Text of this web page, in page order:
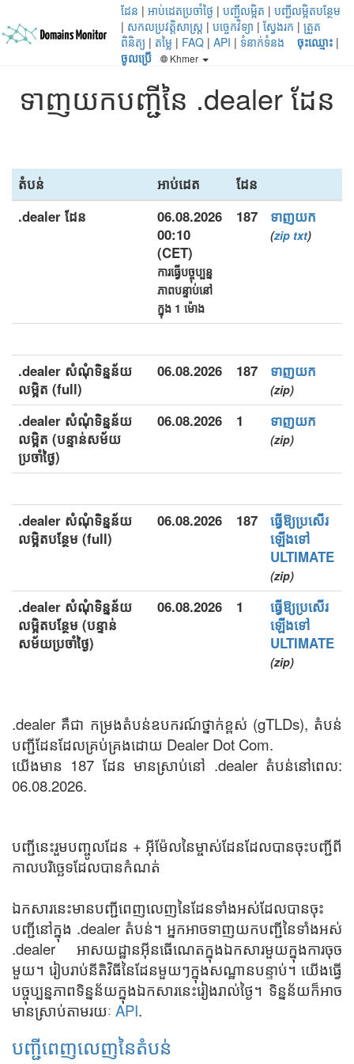
ដែន | អាប់ដេតប្រចាំថ្ងៃ | បញ្ជីលម្អិត | បញ្ជីលម្អិតបន្ថែម
| សកលប្រវត្តិសាស្ត្រ | បច្ចេកវិទ្យា | ស្វែងរក | ត្រួត
ពិនិត្យ | តម្លៃ | FAQ | API | ទំនាក់ទំនង ចុះឈ្មោះ |
ចូលប្រើ
Khmer
ទាញយកបញ្ជីនៃ .dealer ដែន
តំបន់ អាប់ដេត
ដែន
.dealer ដែន
06.08.2026
00:10
(CET)
ការធ្វើបច្ចុប្បន្ន
ភាពបន្ទាប់នៅ
ក្នុង 1 ម៉ោង
187 ទាញយក
(zip txt)
.dealer សំណុំទិន្នន័យ
លម្អិត (full)
06.08.2026 187 ទាញយក
(zip)
.dealer សំណុំទិន្នន័យ
លម្អិត (បន្ទាន់សម័យ
ប្រចាំថ្ងៃ)
06.08.2026 1 ទាញយក
(zip)
.dealer សំណុំទិន្នន័យ
លម្អិតបន្ថែម (full)
06.08.2026 187
ធ្វើឱ្យប្រសើរ
ឡើងទៅ
ULTIMATE
(zip)
.dealer សំណុំទិន្នន័យ
លម្អិតបន្ថែម (បន្ទាន់
សម័យប្រចាំថ្ងៃ)
06.08.2026 1
ធ្វើឱ្យប្រសើរ
ឡើងទៅ
ULTIMATE
(zip)
.dealer គឺជា កម្រងតំបន់ឧបករណ៍ថ្នាក់ខ្ពស់ (gTLDs), តំបន់
បញ្ជីដែនដែលគ្រប់គ្រងដោយ Dealer Dot Com.
យើងមាន 187 ដែន មានស្រាប់នៅ .dealer តំបន់នៅពេល:
06.08.2026.
បញ្ជីនេះរួមបញ្ចូលដែន + អ៊ីម៉ែលនៃម្ចាស់ដែនដែលបានចុះបញ្ជីពី
កាលបរិច្ឆេទដែលបានកំណត់
ឯកសារនេះមានបញ្ជីពេញលេញនៃដែនទាំងអស់ដែលបានចុះ
បញ្ជីនៅក្នុង .dealer តំបន់។ អ្នកអាចទាញយកបញ្ជីនៃទាំងអស់
.dealer អាសយដ្ឋានអ៊ីនធើណេតក្នុងឯកសារមួយក្នុងការចុច
មួយ។ រៀបរាប់នីតិវិធីនៃដែនមួយៗក្នុងសណ្ឋានបន្ទាប់។ យើងធ្វើ
បច្ចុប្បន្នភាពទិន្នន័យក្នុងឯកសារនេះរៀងរាល់ថ្ងៃ។ ទិន្នន័យក៏អាច
មានស្រាប់តាមរយៈ API.
បញ្ជីពេញលេញនៃតំបន់